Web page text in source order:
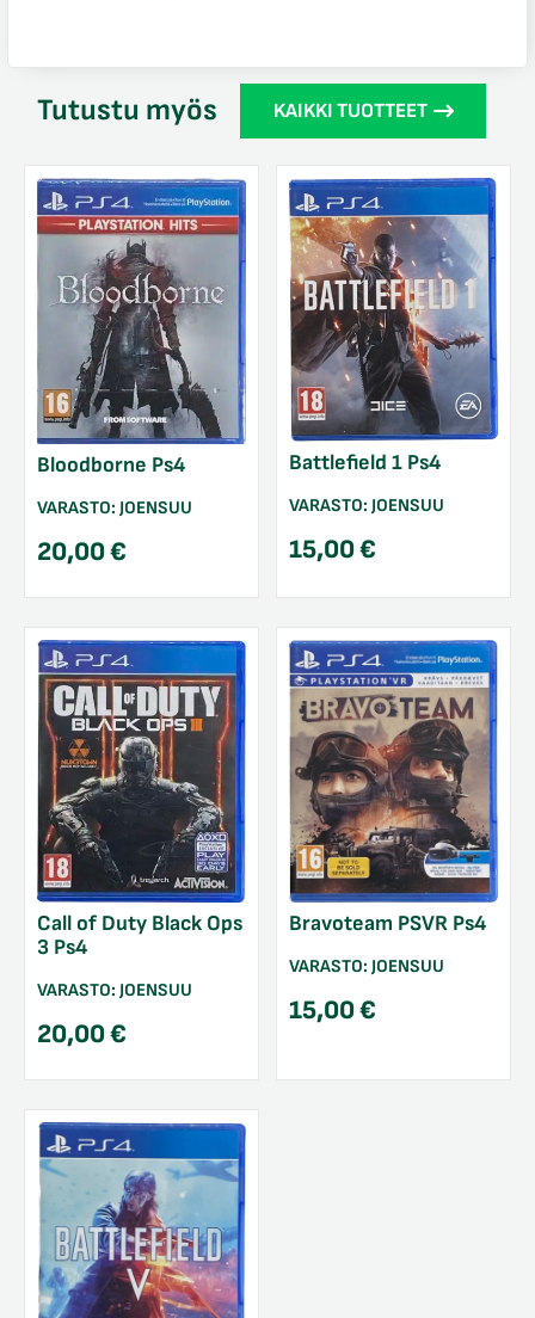
Tutustu myös KAIKKI TUOTTEET
Bloodborne Ps4
VARASTO: JOENSUU
20,00€
Battlefield 1 Ps4
VARASTO: JOENSUU
15,00€
Call of Duty Black Ops
3 Ps4
VARASTO: JOENSUU
20,00€
Bravoteam PSVR Ps4
VARASTO: JOENSUU
15,00€